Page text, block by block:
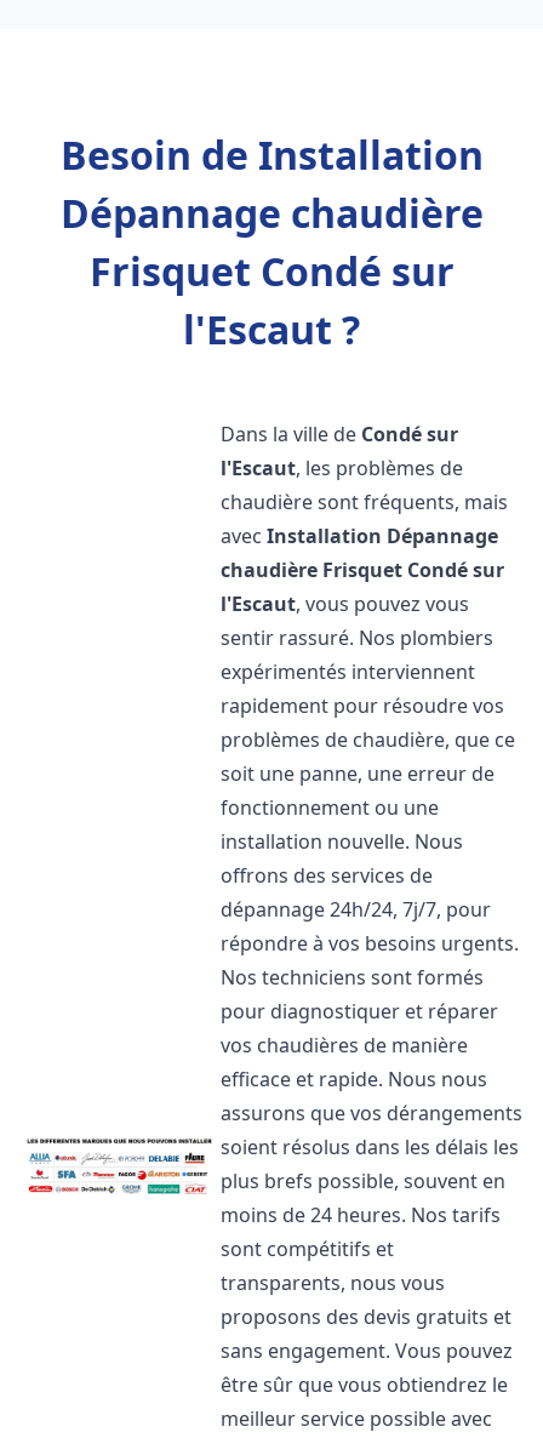
Besoin de Installation
Dépannage chaudière
Frisquet Condé sur
l'Escaut ?
Dans la ville de Condé sur
l'Escaut, les problèmes de
chaudière sont fréquents, mais
avecInstallation Dépannage
chaudière Frisquet Condé sur
l'Escaut, vous pouvez vous
sentir rassuré. Nos plombiers
expérimentés interviennent
rapidement pour résoudre vos
problèmes de chaudière, que ce
soit une panne, une erreur de
fonctionnement ou une
installation nouvelle. Nous
offrons des services de
dépannage 24h/24, 7j/7, pour
répondre à vos besoins urgents.
Nos techniciens sont formés
pour diagnostiquer et réparer
vos chaudières de manière
efficace et rapide. Nous nous
assurons que vos dérangements
soient résolus dans les délais les
plus brefs possible, souvent en
moins de 24 heures. Nos tarifs
sont compétitifs et
transparents, nous vous
proposons des devis gratuits et
sans engagement. Vous pouvez
être sûr que vous obtiendrez le
meilleur service possible avec